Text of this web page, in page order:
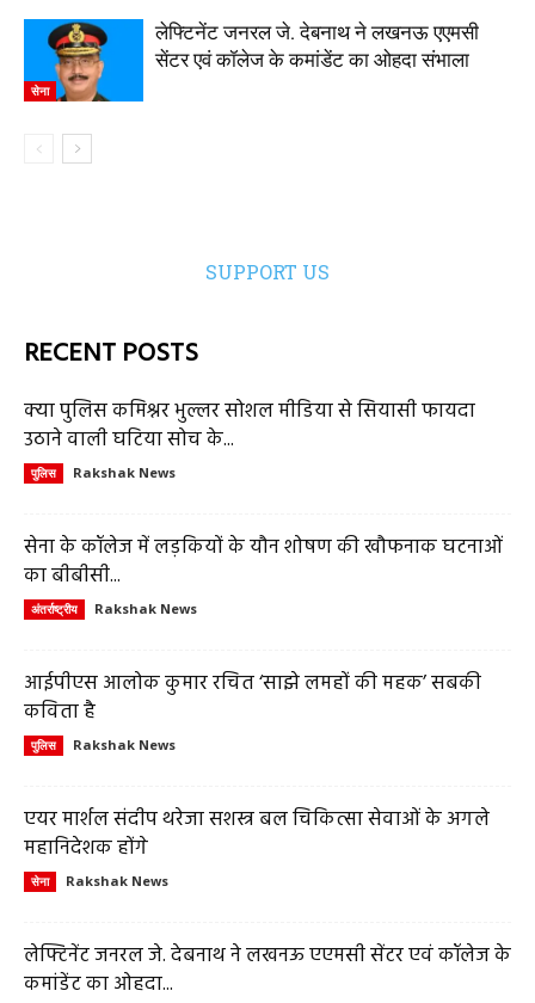
सेना
लेफ्टिनेंट जनरल जे. देबनाथ ने लखनऊ एएमसी
सेंटर एवं कॉलेज के कमांडेंट का ओहदा संभाला
SUPPORT US
RECENT POSTS
क्या पुलिस कमिश्नर भुल्लर सोशल मीडिया से सियासी फायदा
उठाने वाली घटिया सोच के...
पुलिस Rakshak News
सेना के कॉलेज में लड़कियों के यौन शोषण की खौफनाक घटनाओं
का बीबीसी...
अंतर्राष्ट्रीय Rakshak News
आईपीएस आलोक कुमार रचित ‘साझे लमहों की महक’ सबकी
कविता है
पुलिस Rakshak News
एयर मार्शल संदीप थरेजा सशस्त्र बल चिकित्सा सेवाओं के अगले
महानिदेशक होंगे
सेना Rakshak News
लेफ्टिनेंट जनरल जे. देबनाथ ने लखनऊ एएमसी सेंटर एवं कॉलेज के
कमांडेंट का ओहदा...